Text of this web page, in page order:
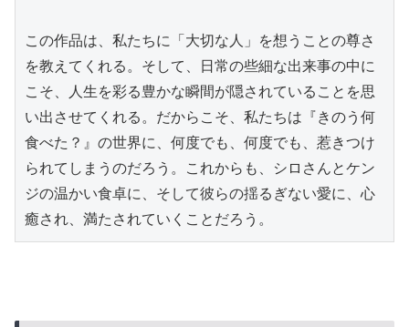
この作品は、私たちに「大切な人」を想うことの尊さ
を教えてくれる。そして、日常の些細な出来事の中に
こそ、人生を彩る豊かな瞬間が隠されていることを思
い出させてくれる。だからこそ、私たちは『きのう何
食べた？』の世界に、何度でも、何度でも、惹きつけ
られてしまうのだろう。これからも、シロさんとケン
ジの温かい食卓に、そして彼らの揺るぎない愛に、心
癒され、満たされていくことだろう。